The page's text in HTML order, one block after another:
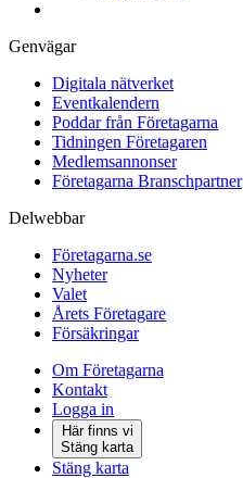
Genvägar
Digitala nätverket
Eventkalendern
Poddar från Företagarna
Tidningen Företagaren
Medlemsannonser
Företagarna Branschpartner
Delwebbar
Företagarna.se
Nyheter
Valet
Årets Företagare
Försäkringar
Om Företagarna
Kontakt
Logga in
Här finns vi
Stäng karta
Stäng karta